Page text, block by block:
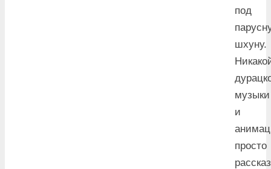
под
шхуну.
музыки
и
просто